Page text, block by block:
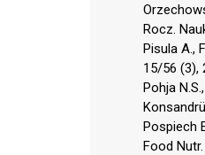
Rocz.
Pisula A.,
15/56 (3),
Pohja
Pospiech
Food